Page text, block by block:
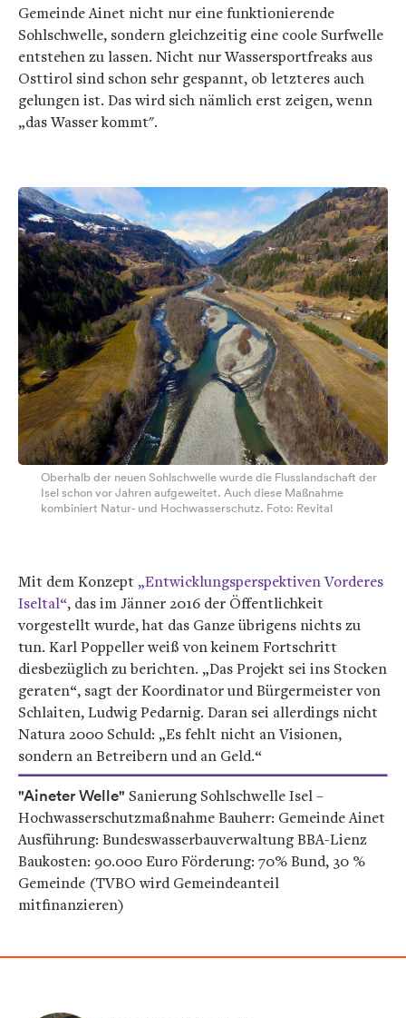
Gemeinde Ainet nicht nur eine funktionierende
Sohlschwelle, sondern gleichzeitig eine coole Surfwelle
entstehen zu lassen. Nicht nur Wassersportfreaks aus
Osttirol sind schon sehr gespannt, ob letzteres auch
gelungen ist. Das wird sich nämlich erst zeigen, wenn
„das Wasser kommt".
Oberhalb der neuen Sohlschwelle wurde die Flusslandschaft der
Isel schon vor Jahren aufgeweitet. Auch diese Maßnahme
kombiniert Natur- und Hochwasserschutz. Foto: Revital
Mit dem Konzept„Entwicklungsperspektiven Vorderes
Iseltal“, das im Jänner 2016 der Öffentlichkeit
vorgestellt wurde, hat das Ganze übrigens nichts zu
tun. Karl Poppeller weiß von keinem Fortschritt
diesbezüglich zu berichten. „Das Projekt sei ins Stocken
geraten“, sagt der Koordinator und Bürgermeister von
Schlaiten, Ludwig Pedarnig. Daran sei allerdings nicht
Natura 2000 Schuld: „Es fehlt nicht an Visionen,
sondern an Betreibern und an Geld.“
"Aineter Welle" Sanierung Sohlschwelle Isel –
Hochwasserschutzmaßnahme Bauherr: Gemeinde Ainet
Ausführung: Bundeswasserbauverwaltung BBA-Lienz
Baukosten: 90.000 Euro Förderung: 70% Bund, 30 %
Gemeinde (TVBO wird Gemeindeanteil
mitfinanzieren)